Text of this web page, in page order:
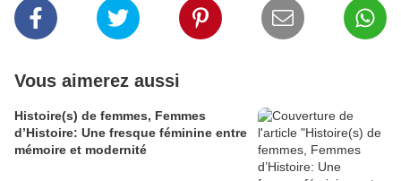
Vous aimerez aussi
Histoire(s) de femmes, Femmes
d’Histoire: Une fresque féminine entre
mémoire et modernité